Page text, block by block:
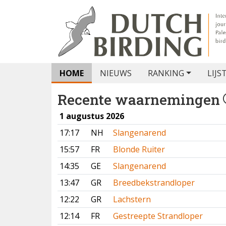
HOME NIEUWS RANKING
Recente waarnemingen
1 augustus 2026
17:17
NH
Slangenarend
15:57
FR
Blonde Ruiter
14:35
GE
Slangenarend
13:47
GR
Breedbekstrandloper
12:22
GR
Lachstern
12:14
FR Gestreepte Strandloper